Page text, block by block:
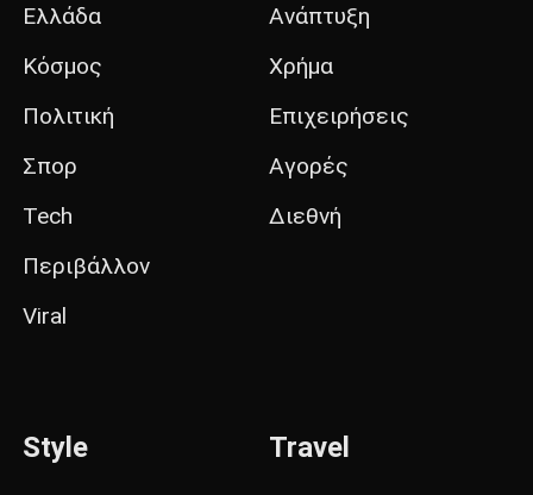
Ελλάδα
Κόσμος
Πολιτική
Σπορ
Tech
Περιβάλλον
Viral
Ανάπτυξη
Χρήμα
Επιχειρήσεις
Αγορές
Διεθνή
Style Travel